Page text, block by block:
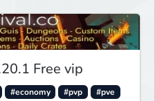
Free vip
#economy #pvp
#pve